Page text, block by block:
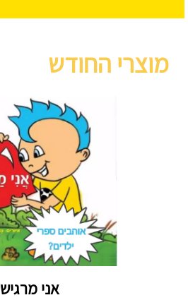
מוצרי החודש
אני מרגיש